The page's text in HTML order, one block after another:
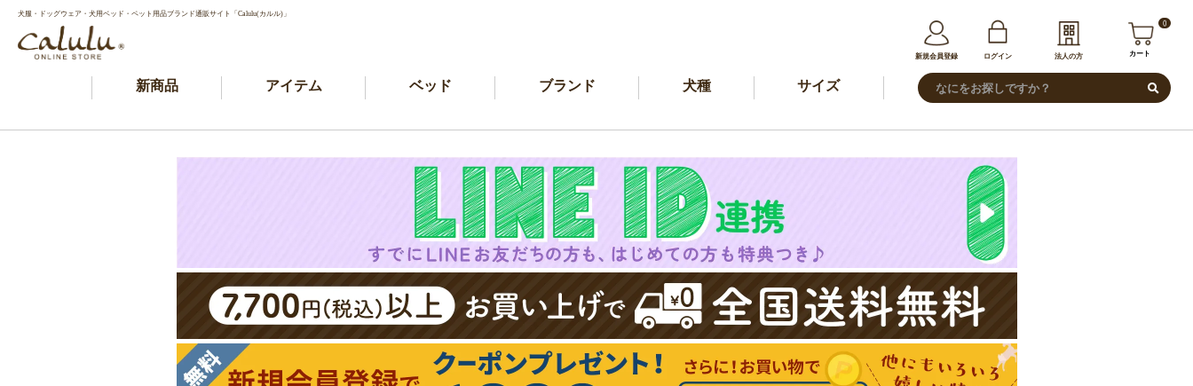
犬服・ドッグウェア・犬用ベッド・ペット用品ブランド通販サイト「Calulu(カルル)」
新規会員登録 ログイン 法人の方
0
カート
新商品 アイテム ベッド ブランド 犬種 サイズ